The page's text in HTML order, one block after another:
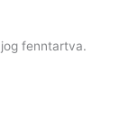
fenntartva.